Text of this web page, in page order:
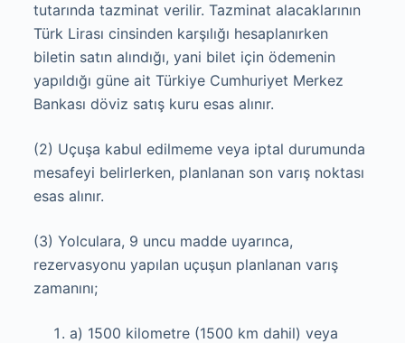
tutarında tazminat verilir. Tazminat alacaklarının
Türk Lirası cinsinden karşılığı hesaplanırken
biletin satın alındığı, yani bilet için ödemenin
yapıldığı güne ait Türkiye Cumhuriyet Merkez
Bankası döviz satış kuru esas alınır.
(2) Uçuşa kabul edilmeme veya iptal durumunda
mesafeyi belirlerken, planlanan son varış noktası
esas alınır.
(3) Yolculara, 9 uncu madde uyarınca,
rezervasyonu yapılan uçuşun planlanan varış
zamanını;
a) 1500 kilometre (1500 km dahil) veya